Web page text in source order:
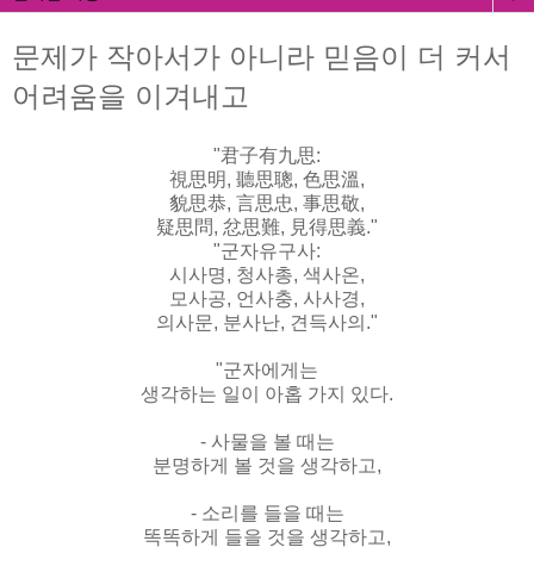
문제가 작아서가 아니라 믿음이 더 커서
어려움을 이겨내고
"君子有九思:
視思明, 聽思聰, 色思溫,
貌思恭, 言思忠, 事思敬,
疑思問, 忿思難, 見得思義."
"군자유구사:
시사명, 청사총, 색사온,
모사공, 언사충, 사사경,
의사문, 분사난, 견득사의."
"군자에게는
생각하는 일이 아홉 가지 있다.
- 사물을 볼 때는
분명하게 볼 것을 생각하고,
- 소리를 들을 때는
똑똑하게 들을 것을 생각하고,